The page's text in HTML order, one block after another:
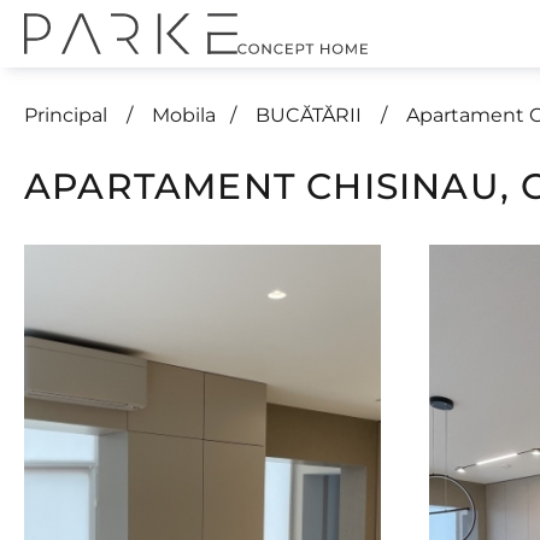
Principal Mobila BUCĂTĂRII Apartament
APARTAMENT CHISINAU,